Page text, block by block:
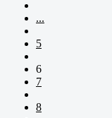
...
5
6
7
8